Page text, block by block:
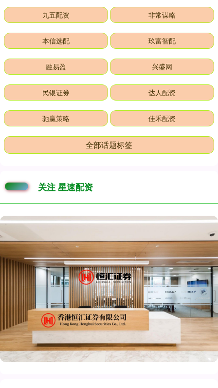
九五配资 非常谋略
本信选配 玖富智配
融易盈 兴盛网
民银证券 达人配资
驰赢策略 佳禾配资
全部话题标签
关注 星速配资